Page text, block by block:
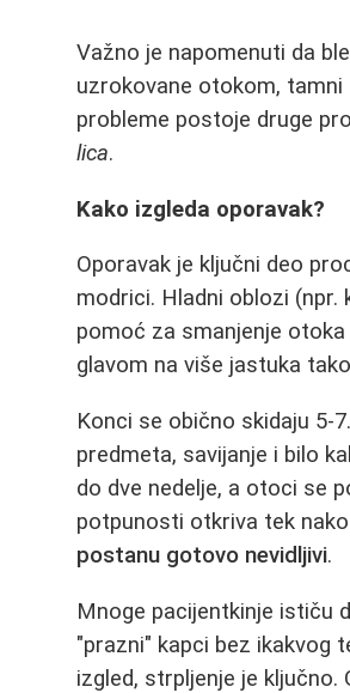
Važno je napomenuti da
uzrokovane otokom,
probleme postoje druge
lica.
Kako izgleda oporavak?
Oporavak je ključni deo
modrici. Hladni oblozi
pomoć za smanjenje
glavom na više jastuka
Konci se obično skidaju 5-
predmeta, savijanje i bilo
do dve nedelje, a otoci se
potpunosti otkriva tek
postanu gotovo nevidljivi.
Mnoge pacijentkinje ističu
"prazni" kapci bez ikakvog
izgled, strpljenje je ključno.